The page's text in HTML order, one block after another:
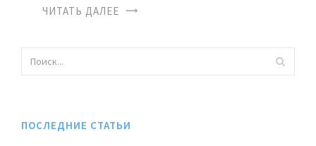
ЧИТАТЬ ДАЛЕЕ
ПОСЛЕДНИЕ СТАТЬИ